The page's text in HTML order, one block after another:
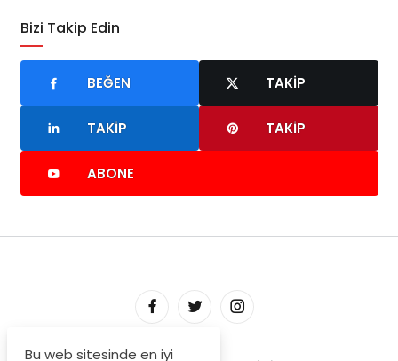
Bizi Takip Edin
BEĞEN TAKIP
TAKIP TAKIP
ABONE
Bu web sitesinde en iyi